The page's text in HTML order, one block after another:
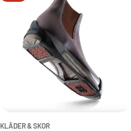
KLÄDER & SKOR